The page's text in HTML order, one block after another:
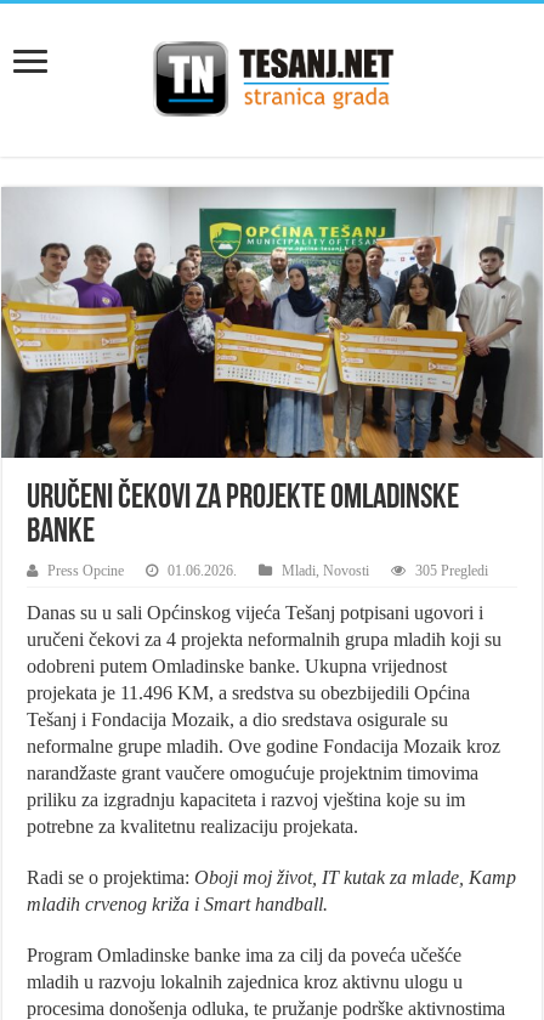
Uručeni čekovi za projekte Omladinske
banke
Press Opcine 01.06.2026. Mladi ,Novosti 305 Pregledi
Danas su u sali Općinskog vijeća Tešanj potpisani ugovori i
uručeni čekovi za 4 projekta neformalnih grupa mladih koji su
odobreni putem Omladinske banke. Ukupna vrijednost
projekata je 11.496 KM, a sredstva su obezbijedili Općina
Tešanj i Fondacija Mozaik, a dio sredstava osigurale su
neformalne grupe mladih. Ove godine Fondacija Mozaik kroz
narandžaste grant vaučere omogućuje projektnim timovima
priliku za izgradnju kapaciteta i razvoj vještina koje su im
potrebne za kvalitetnu realizaciju projekata.
Radi se o projektima:Oboji moj život, IT kutak za mlade, Kamp
mladih crvenog križa i Smart handball.
Program Omladinske banke ima za cilj da poveća učešće
mladih u razvoju lokalnih zajednica kroz aktivnu ulogu u
procesima donošenja odluka, te pružanje podrške aktivnostima